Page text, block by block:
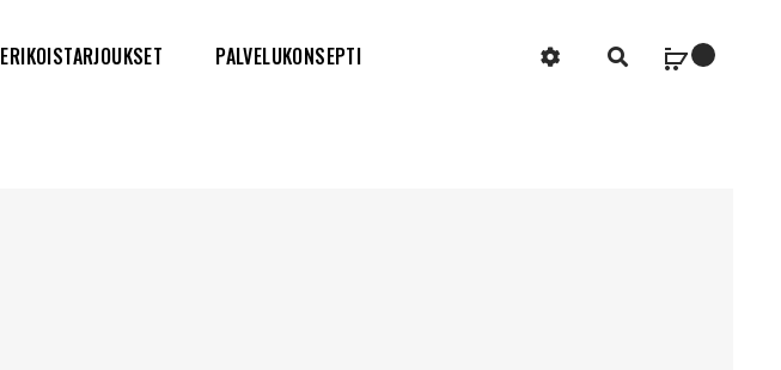
ERIKOISTARJOUKSET PALVELUKONSEPTI